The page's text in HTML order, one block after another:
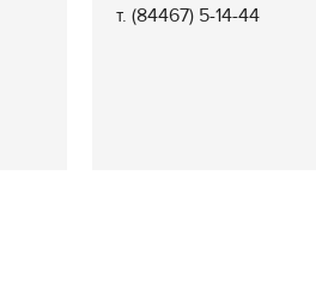
т. (84467) 5-14-44